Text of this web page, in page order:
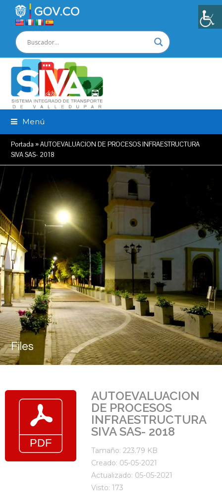
Menú
Portada »AUTOEVALUACION DE PROCESOS INFRAESTRUCTURA
SIVA SAS- 2018
Files
AUTOEVALUACION
DE PROCESOS
INFRAESTRUCTURA
SIVA SAS- 2018
Tamaño: 223.79 KB
Creado: 05-05-2021
Actualizado: 05-05-2021
Visto: 173